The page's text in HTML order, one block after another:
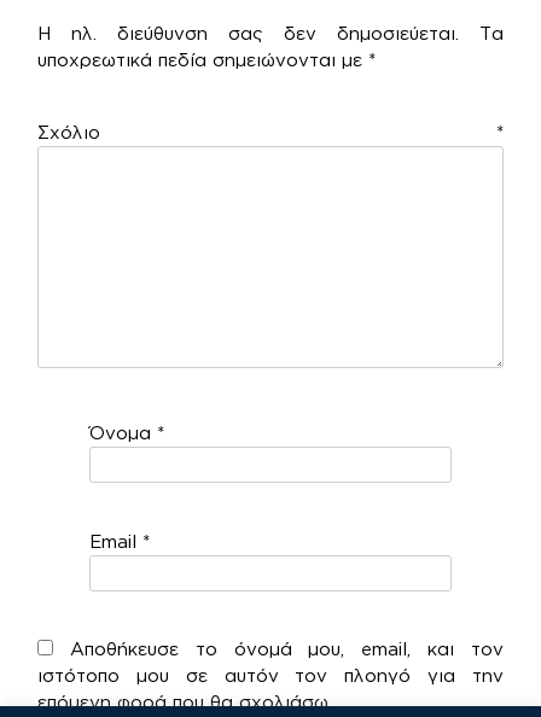
Η ηλ. διεύθυνση σας δεν δημοσιεύεται.
Τα
υποχρεωτικά πεδία σημειώνονται με *
Σχόλιο *
Όνομα *
Email *
Αποθήκευσε το όνομά μου, email, και τον
ιστότοπο μου σε αυτόν τον πλοηγό για την
επόμενη φορά που θα σχολιάσω.